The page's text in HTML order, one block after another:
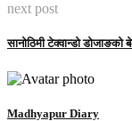
next post
सानोठिमी टेक्वान्डो
Madhyapur Diary